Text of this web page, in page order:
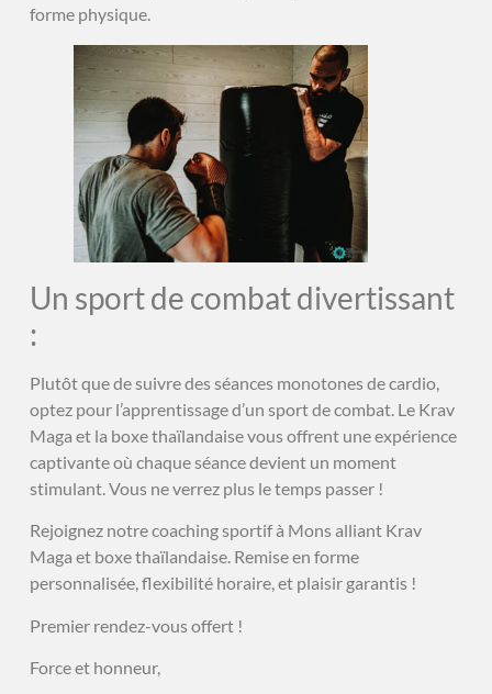
forme physique.
Un sport de combat divertissant
:
Plutôt que de suivre des séances monotones de cardio,
optez pour l’apprentissage d’un sport de combat. Le Krav
Maga et la boxe thaïlandaise vous offrent une expérience
captivante où chaque séance devient un moment
stimulant. Vous ne verrez plus le temps passer !
Rejoignez notre coaching sportif à Mons alliant Krav
Maga et boxe thaïlandaise. Remise en forme
personnalisée, flexibilité horaire, et plaisir garantis !
Premier rendez-vous offert !
Force et honneur,